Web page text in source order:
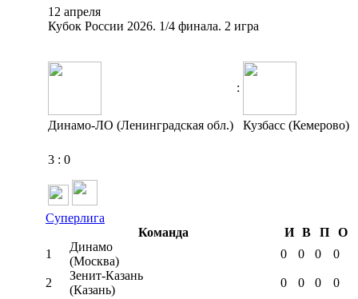
12 апреля
Кубок России 2026. 1/4 финала. 2 игра
:
Динамо-ЛО (Ленинградская обл.) Кузбасс (Кемерово)
3 : 0
Суперлига
Команда
И В П
О
1
Динамо
(Москва)
0 0 0 0
2
Зенит-Казань
(Казань)
0 0 0 0